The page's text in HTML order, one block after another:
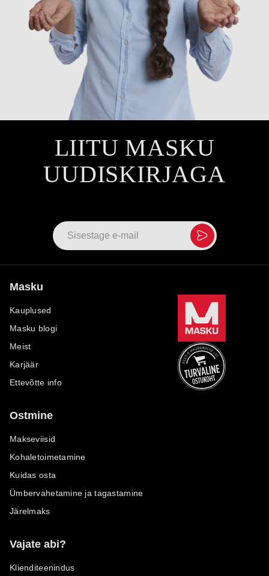
LIITU MASKU
UUDISKIRJAGA
Masku
Kauplused
Masku blogi
Meist
Karjäär
Ettevõtte info
Ostmine
Makseviisid
Kohaletoimetamine
Kuidas osta
Ümbervahetamine ja tagastamine
Järelmaks
Vajate abi?
Klienditeenindus